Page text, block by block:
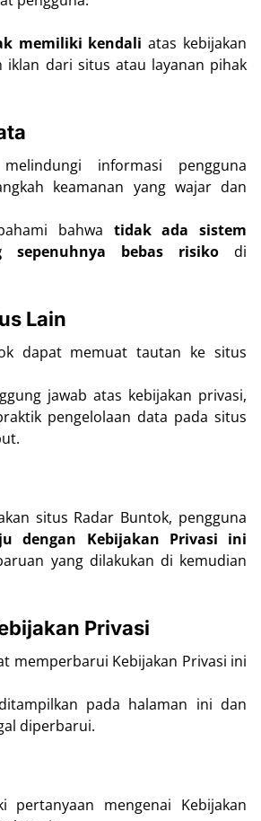
memiliki kendali atas kebijakan
iklan dari situs atau layanan pihak
informasi pengguna
keamanan yang wajar dan
bahwa tidak ada sistem
sepenuhnya bebas risiko di
Lain
dapat memuat tautan ke situs
jawab atas kebijakan privasi,
pengelolaan data pada situs
situs Radar Buntok, pengguna
dengan Kebijakan Privasi ini
yang dilakukan di kemudian
Privasi
memperbarui Kebijakan Privasi ini
pada halaman ini dan
diperbarui.
pertanyaan mengenai Kebijakan